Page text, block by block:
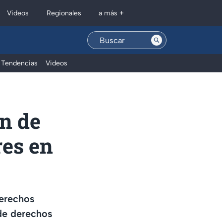
Videos Regionales a más +
Tendencias Videos
de
en
derechos